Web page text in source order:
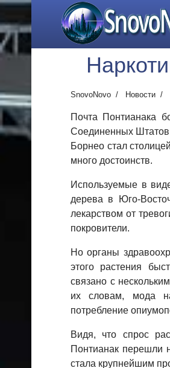
SnovoNovo Новости
Почта Понтианака
Соединенных
Борнео стал
много достоинств.
Используемые в
дерева в Юго-
лекарством от
покровители.
Но органы
этого растения
связано с
их словам, мода
потребление
Видя, что спрос
Понтианак перешли
стала крупнейшим